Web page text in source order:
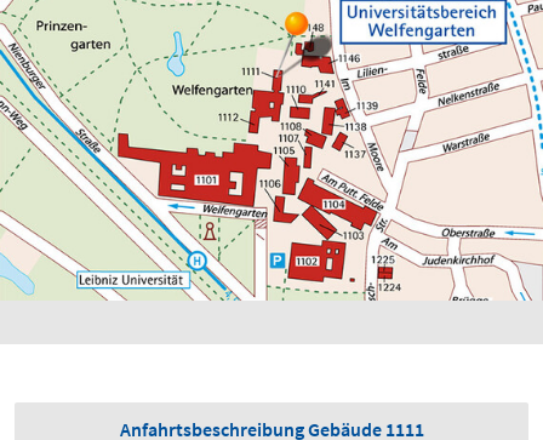
Anfahrtsbeschreibung Gebäude 1111